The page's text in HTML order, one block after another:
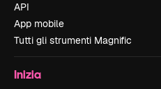
API
App mobile
Tutti gli strumenti Magnific
Inizia